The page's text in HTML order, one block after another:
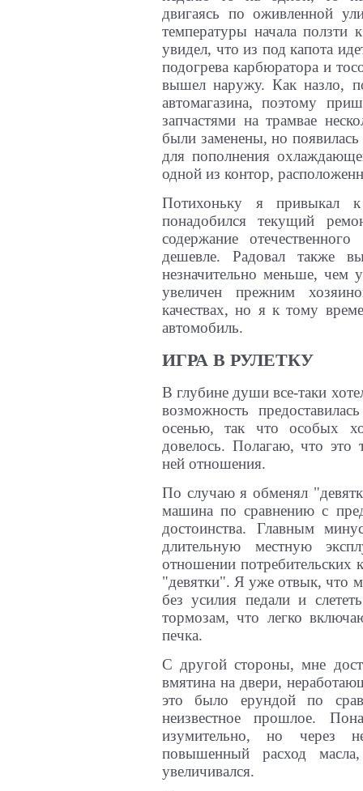
двигаясь по оживленной
температуры начала ползти
увидел, что из под капота
подогрева карбюратора и
вышел наружу. Как назло,
автомагазина, поэтому
запчастями на трамвае
были заменены, но появилась
для пополнения
одной из контор,
Потихоньку я привыкал
понадобился текущий
содержание
дешевле. Радовал также
незначительно меньше, чем
увеличен прежним
качествах, но я к тому
автомобиль.
ИГРА В РУЛЕТКУ
В глубине души все-таки
возможность
осенью, так что особых
довелось. Полагаю, что это
ней отношения.
По случаю я обменял
машина по сравнению с
достоинства. Главным
длительную местную
отношении потребительских
"девятки". Я уже отвык, что
без усилия педали и
тормозам, что легко
печка.
С другой стороны, мне
вмятина на двери,
это было ерундой по
неизвестное прошлое.
изумительно, но через
повышенный расход
увеличивался.